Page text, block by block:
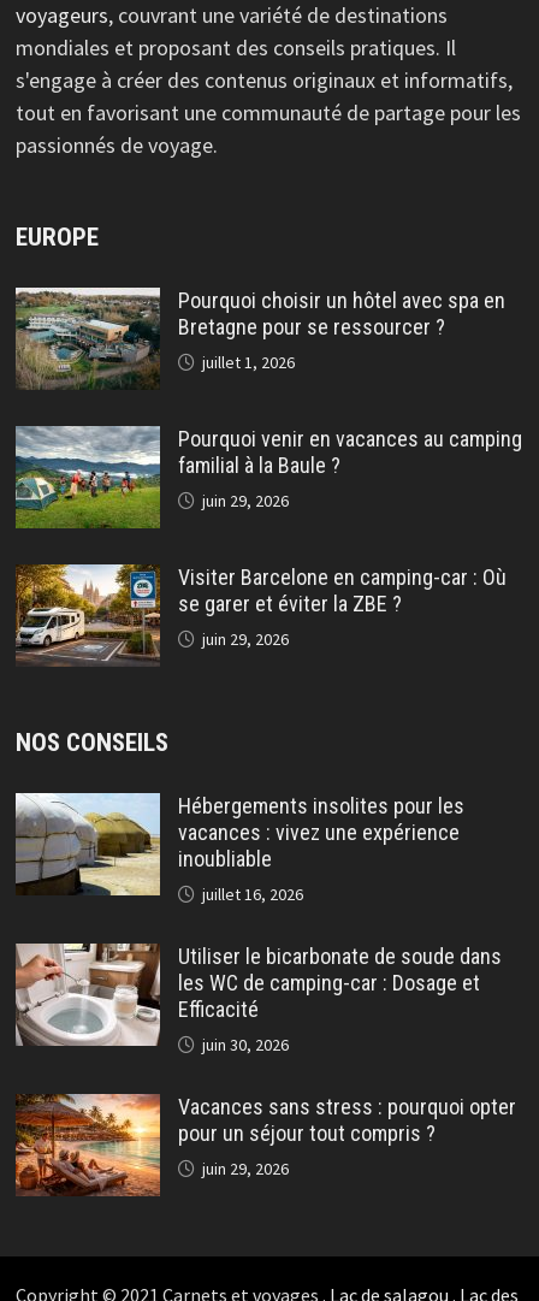
voyageurs, couvrant une variété de destinations
mondiales et proposant des conseils pratiques. Il
s'engage à créer des contenus originaux et informatifs,
tout en favorisant une communauté de partage pour les
passionnés de voyage.
EUROPE
Pourquoi choisir un hôtel avec spa en
Bretagne pour se ressourcer ?
juillet 1, 2026
Pourquoi venir en vacances au camping
familial à la Baule ?
juin 29, 2026
Visiter Barcelone en camping-car : Où
se garer et éviter la ZBE ?
juin 29, 2026
NOS CONSEILS
Hébergements insolites pour les
vacances : vivez une expérience
inoubliable
juillet 16, 2026
Utiliser le bicarbonate de soude dans
les WC de camping-car : Dosage et
Efficacité
juin 30, 2026
Vacances sans stress : pourquoi opter
pour un séjour tout compris ?
juin 29, 2026
Copyright © 2021 Carnets et voyages . Lac de salagou . Lac des